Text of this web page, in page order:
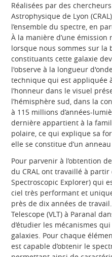
Réalisées par des
Astrophysique de Lyon
l’ensemble du spectre, en
À la manière d’une
lorsque nous sommes sur la
constituants cette galaxie
l'observe à la longueur
technique qui est appliquée
l’honneur dans le visuel
l’hémisphère sud, dans la
à 115 millions d’années-
dernière appartient à la
polaire, ce qui explique sa
elle se constitue d’un
Pour parvenir à l’obtention
du CRAL ont travaillé à
Spectroscopic Explorer) qui
ciel très performant et
près de dix années de
Telescope (VLT) à Paranal
d’étudier les mécanismes
galaxies. Pour chaque
est capable d’obtenir le